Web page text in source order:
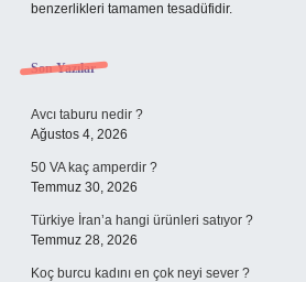
benzerlikleri tamamen tesadüfidir.
Son Yazılar
Avcı taburu nedir ?
Ağustos 4, 2026
50 VA kaç amperdir ?
Temmuz 30, 2026
Türkiye İran’a hangi ürünleri satıyor ?
Temmuz 28, 2026
Koç burcu kadını en çok neyi sever ?